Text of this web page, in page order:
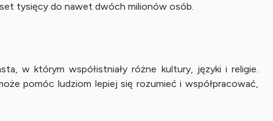
tysięcy do nawet dwóch milionów osób.
w którym współistniały różne kultury, języki i religie.
pomóc ludziom lepiej się rozumieć i współpracować,